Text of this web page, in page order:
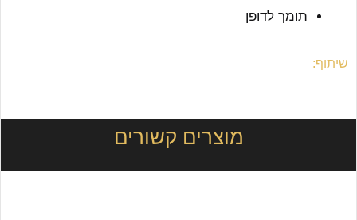
תומך לדופן
שיתוף:
מוצרים קשורים